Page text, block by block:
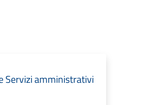
Servizi amministrativi